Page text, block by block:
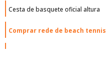
Cesta de basquete oficial altura
Comprar rede de beach tennis